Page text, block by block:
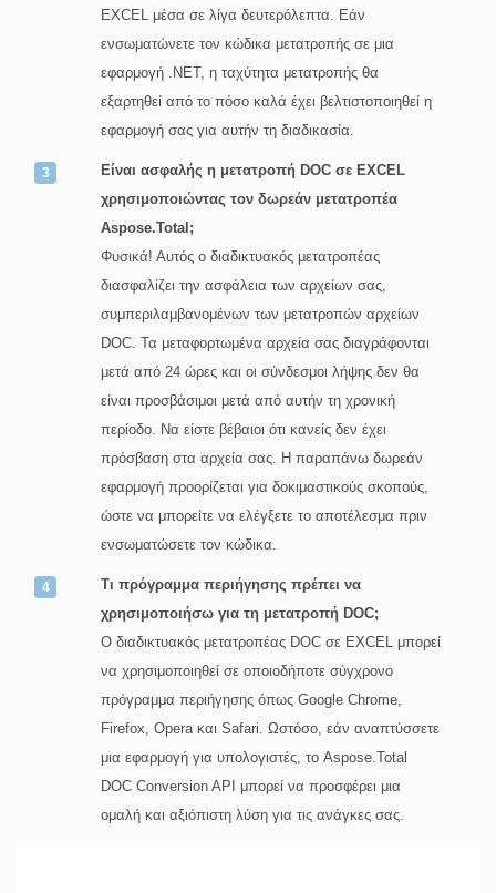
EXCEL μέσα σε λίγα δευτερόλεπτα. Εάν
ενσωματώνετε τον κώδικα μετατροπής σε μια
εφαρμογή .NET, η ταχύτητα μετατροπής θα
εξαρτηθεί από το πόσο καλά έχει βελτιστοποιηθεί η
εφαρμογή σας για αυτήν τη διαδικασία.
Είναι ασφαλής η μετατροπή DOC σε EXCEL
χρησιμοποιώντας τον δωρεάν μετατροπέα
Aspose.Total;
Φυσικά! Αυτός ο διαδικτυακός μετατροπέας
διασφαλίζει την ασφάλεια των αρχείων σας,
συμπεριλαμβανομένων των μετατροπών αρχείων
DOC. Τα μεταφορτωμένα αρχεία σας διαγράφονται
μετά από 24 ώρες και οι σύνδεσμοι λήψης δεν θα
είναι προσβάσιμοι μετά από αυτήν τη χρονική
περίοδο. Να είστε βέβαιοι ότι κανείς δεν έχει
πρόσβαση στα αρχεία σας. Η παραπάνω δωρεάν
εφαρμογή προορίζεται για δοκιμαστικούς σκοπούς,
ώστε να μπορείτε να ελέγξετε το αποτέλεσμα πριν
ενσωματώσετε τον κώδικα.
Τι πρόγραμμα περιήγησης πρέπει να
χρησιμοποιήσω για τη μετατροπή DOC;
Ο διαδικτυακός μετατροπέας DOC σε EXCEL μπορεί
να χρησιμοποιηθεί σε οποιοδήποτε σύγχρονο
πρόγραμμα περιήγησης όπως Google Chrome,
Firefox, Opera και Safari. Ωστόσο, εάν αναπτύσσετε
μια εφαρμογή για υπολογιστές, το Aspose.Total
DOC Conversion API μπορεί να προσφέρει μια
ομαλή και αξιόπιστη λύση για τις ανάγκες σας.